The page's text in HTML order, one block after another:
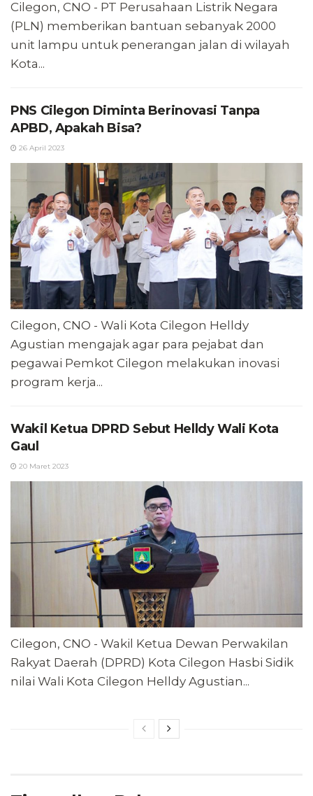
Cilegon, CNO - PT Perusahaan Listrik Negara
(PLN) memberikan bantuan sebanyak 2000
unit lampu untuk penerangan jalan di wilayah
Kota...
PNS Cilegon Diminta Berinovasi Tanpa
APBD, Apakah Bisa?
26 April 2023
Cilegon, CNO - Wali Kota Cilegon Helldy
Agustian mengajak agar para pejabat dan
pegawai Pemkot Cilegon melakukan inovasi
program kerja...
Wakil Ketua DPRD Sebut Helldy Wali Kota
Gaul
20 Maret 2023
Cilegon, CNO - Wakil Ketua Dewan Perwakilan
Rakyat Daerah (DPRD) Kota Cilegon Hasbi Sidik
nilai Wali Kota Cilegon Helldy Agustian...